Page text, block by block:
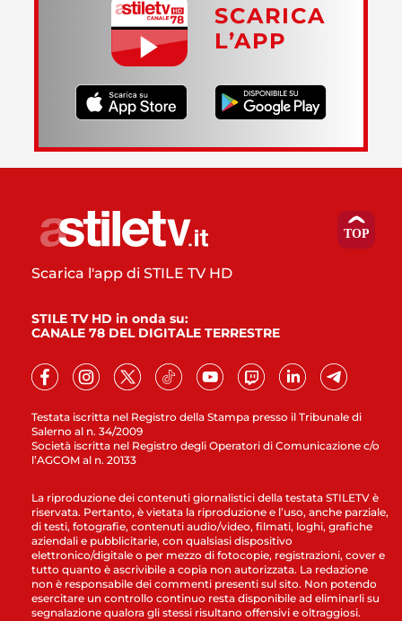
SCARICA
L’APP
Testata iscritta nel Registro della Stampa presso il Tribunale di
Salerno al n. 34/2009
Società iscritta nel Registro degli Operatori di Comunicazione c/o
l’AGCOM al n. 20133
Scarica l'app di STILE TV HD
STILE TV HD in onda su:
CANALE 78 DEL DIGITALE TERRESTRE
La riproduzione dei contenuti giornalistici della testata STILETV è
riservata. Pertanto, è vietata la riproduzione e l’uso, anche parziale,
di testi, fotografie, contenuti audio/video, filmati, loghi, grafiche
aziendali e pubblicitarie, con qualsiasi dispositivo
elettronico/digitale o per mezzo di fotocopie, registrazioni, cover e
tutto quanto è ascrivibile a copia non autorizzata. La redazione
non è responsabile dei commenti presenti sul sito. Non potendo
esercitare un controllo continuo resta disponibile ad eliminarli su
segnalazione qualora gli stessi risultano offensivi e oltraggiosi.